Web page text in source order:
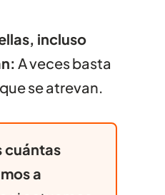
incluso
A veces basta
se atrevan.
cuántas
a